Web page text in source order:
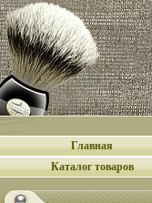
Главная
Каталог товаров